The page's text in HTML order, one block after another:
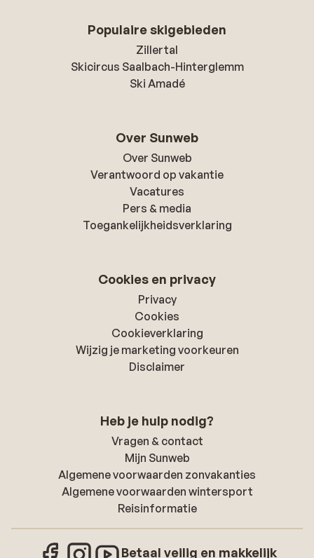
Populaire skigebieden
Zillertal
Skicircus Saalbach-Hinterglemm
Ski Amadé
Over Sunweb
Over Sunweb
Verantwoord op vakantie
Vacatures
Pers & media
Toegankelijkheidsverklaring
Cookies en privacy
Privacy
Cookies
Cookieverklaring
Wijzig je marketing voorkeuren
Disclaimer
Heb je hulp nodig?
Vragen & contact
Mijn Sunweb
Algemene voorwaarden zonvakanties
Algemene voorwaarden wintersport
Reisinformatie
Betaal veilig en makkelijk